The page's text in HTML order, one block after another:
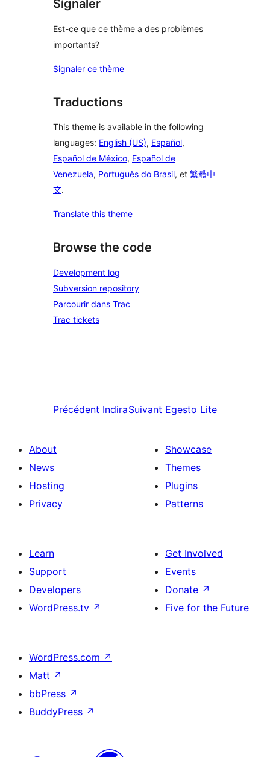
Signaler
Est-ce que ce thème a des problèmes
importants?
Signaler ce thème
Traductions
This theme is available in the following
languages: English (US), Español,
Español de México, Español de
Venezuela, Português do Brasil, et 繁體中
文.
Translate this theme
Browse the code
Development log
Subversion repository
Parcourir dans Trac
Trac tickets
Précédent IndiraSuivant Egesto Lite
About
News
Hosting
Privacy
Showcase
Themes
Plugins
Patterns
Learn
Support
Developers
WordPress.tv ↗
Get Involved
Events
Donate ↗
Five for the Future
WordPress.com ↗
Matt ↗
bbPress ↗
BuddyPress ↗